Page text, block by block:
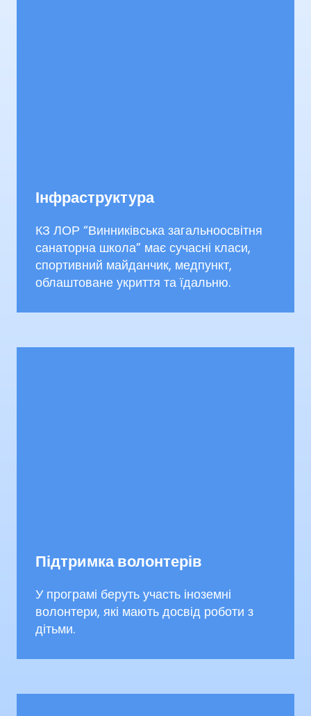
Інфраструктура
КЗ ЛОР “Винниківська загальноосвітня
санаторна школа” має сучасні класи,
спортивний майданчик, медпункт,
облаштоване укриття та їдальню.
Підтримка волонтерів
У програмі беруть участь іноземні
волонтери, які мають досвід роботи з
дітьми.